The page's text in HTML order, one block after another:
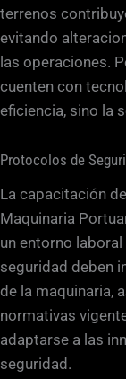
terrenos
evitando
las operaciones.
cuenten con
eficiencia, sino la
Protocolos de
La capacitación
Maquinaria
un entorno
seguridad deben
de la maquinaria,
normativas
adaptarse a las
seguridad.